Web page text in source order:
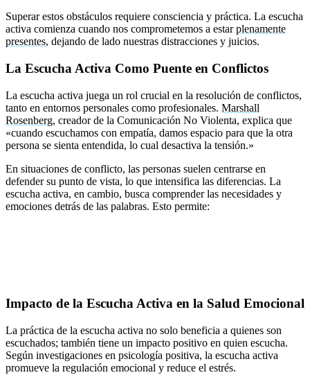
Superar estos obstáculos requiere consciencia y práctica. La escucha
activa comienza cuando nos comprometemos a estarplenamente
presentes, dejando de lado nuestras distracciones y juicios.
La Escucha Activa Como Puente en Conflictos
La escucha activa juega un rol crucial en la resolución de conflictos,
tanto en entornos personales como profesionales. Marshall
Rosenberg, creador de la Comunicación No Violenta, explica que
«cuando escuchamos con empatía, damos espacio para que la otra
persona se sienta entendida, lo cual desactiva la tensión.»
En situaciones de conflicto, las personas suelen centrarse en
defender su punto de vista, lo que intensifica las diferencias. La
escucha activa, en cambio, busca comprender las necesidades y
emociones detrás de las palabras. Esto permite:
Impacto de la Escucha Activa en la Salud Emocional
La práctica de la escucha activa no solo beneficia a quienes son
escuchados; también tiene un impacto positivo en quien escucha.
Según investigaciones en psicología positiva, la escucha activa
promueve la regulación emocional y reduce el estrés.